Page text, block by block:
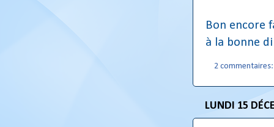
Bon encore
à la bonne
2
LUNDI 15